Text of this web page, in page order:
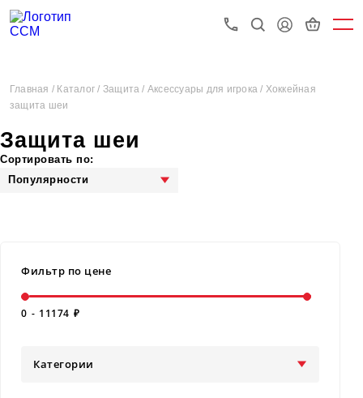
Главная / Каталог / Защита / Аксессуары для игрока / Хоккейная
защита шеи
Защита шеи
Сортировать по:
Популярности
Фильтр по цене
0 - 11174 ₽
Категории